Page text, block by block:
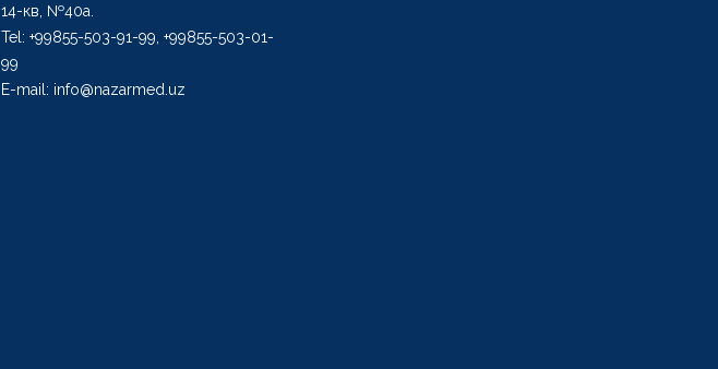
14-кв, №40а.
Tel: +99855-503-91-99, +99855-503-01-
99
E-mail: info@nazarmed.uz